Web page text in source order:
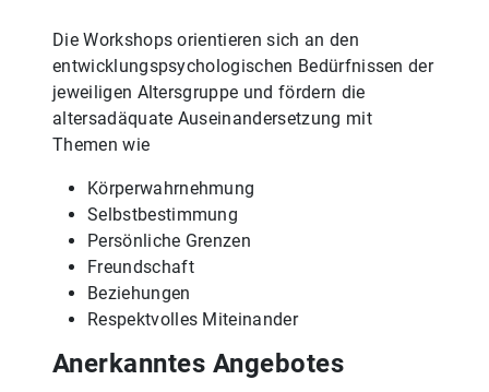
Die Workshops orientieren sich an den
entwicklungspsychologischen Bedürfnissen der
jeweiligen Altersgruppe und fördern die
altersadäquate Auseinandersetzung mit
Themen wie
Körperwahrnehmung
Selbstbestimmung
Persönliche Grenzen
Freundschaft
Beziehungen
Respektvolles Miteinander
Anerkanntes Angebotes